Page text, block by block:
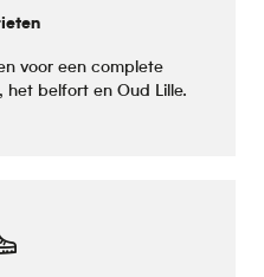
voor een complete
het belfort en Oud Lille.